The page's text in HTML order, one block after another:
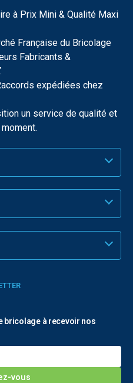
à Prix Mini & Qualité Maxi
Française du Bricolage
Fabricants &
expédiées chez
un service de qualité et
bricolage à recevoir nos